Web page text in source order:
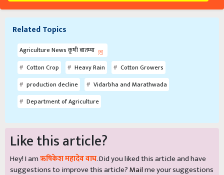
Related Topics
Agriculture News कृषी बातम्या
Cotton Crop
Heavy Rain
Cotton Growers
production decline
Vidarbha and Marathwada
Department of Agriculture
Like this article?
Hey! I amऋषिकेश महादेव वाघ. Did you liked this article and have
suggestions to improve this article?Mailme your suggestions